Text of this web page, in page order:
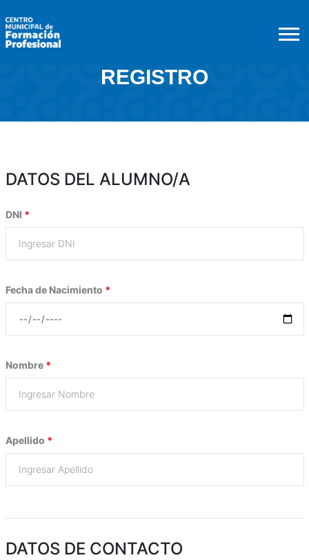
REGISTRO
DATOS DEL ALUMNO/A
DNI *
Fecha de Nacimiento *
Nombre *
Apellido *
DATOS DE CONTACTO